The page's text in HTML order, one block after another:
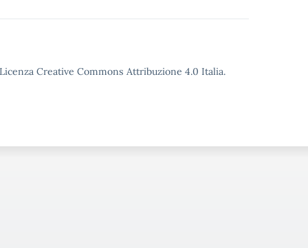
Creative Commons Attribuzione 4.0 Italia.